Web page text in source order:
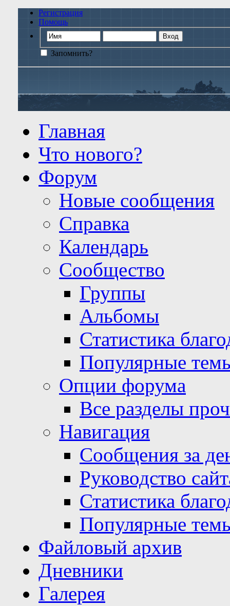
Регистрация
Помощь
Запомнить?
Главная
Что нового?
Форум
Новые сообщения
Справка
Календарь
Сообщество
Группы
Альбомы
Статистика
Популярные
Опции форума
Все разделы
Навигация
Сообщения за
Руководство
Статистика
Популярные
Файловый архив
Дневники
Галерея